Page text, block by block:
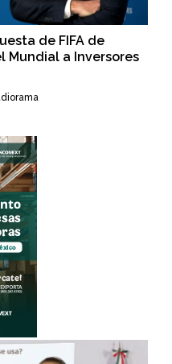
de FIFA de
Mundial a Inversores